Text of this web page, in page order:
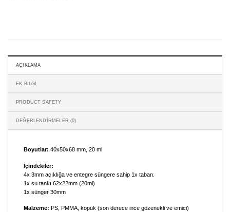
AÇIKLAMA
EK BILGI
PRODUCT SAFETY
DEĞERLENDIRMELER (0)
Boyutlar: 40x50x68 mm, 20 ml
İçindekiler:
4x 3mm açıklığa ve entegre süngere sahip 1x taban.
1x su tankı 62x22mm (20ml)
1x sünger 30mm
Malzeme: PS, PMMA, köpük (son derece ince gözenekli ve emici)